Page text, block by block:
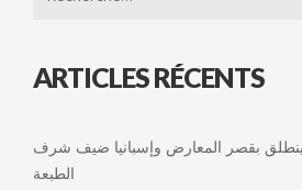
ARTICLES RÉCENTS
بقصر المعارض وإسبانيا ضيف شرف
الطبعة